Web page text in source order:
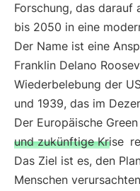
Forschung, das darauf
bis 2050 in eine
Der Name ist eine
Franklin Delano
Wiederbelebung der
und 1939, das im
Der Europäische
und zukünftige Krise
Das Ziel ist es, den
Menschen